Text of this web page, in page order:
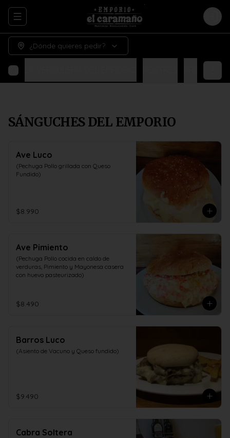
Abrir menu de navegación Login
¿Dónde quieres pedir?
SÁNGUCHES DEL EMPORIO
Ave Luco
(Pechuga Pollo grillada con Queso
Fundido)
$8.990
Ave Pimiento
(Pechuga Pollo cocida en caldo de
verduras, Pimiento y Mayonesa casera
con huevo pasteurizado)
$8.490
Barros Luco
(Asiento de Vacuno y Queso fundido)
$9.490
Cabra Soltera